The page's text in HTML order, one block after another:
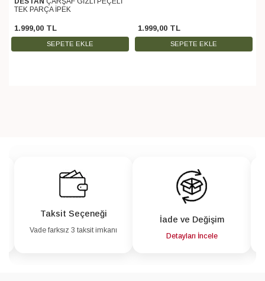
TEK PARÇA İPEK
1.999,00 TL
SEPETE EKLE
1.999,00 TL
SEPETE EKLE
Taksit Seçeneği
Vade farksız 3 taksit imkanı
İade ve Değişim
Detayları İncele